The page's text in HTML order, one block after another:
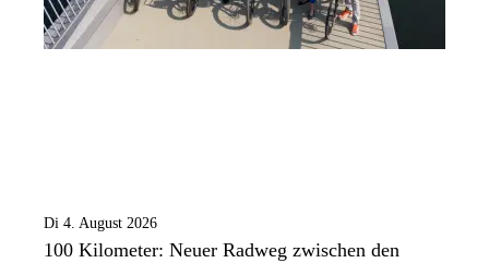
Di 4. August 2026
100 Kilometer: Neuer Radweg zwischen den